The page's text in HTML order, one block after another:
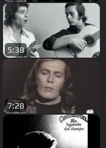
5:38
7:28